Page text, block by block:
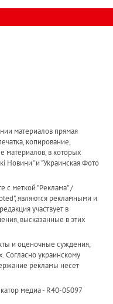
материалов прямая
копирование,
материалов, в которых
Новини" и "Украинская Фото
с меткой "Реклама" /
являются рекламными и
участвует в
высказанные в этих
и оценочные суждения,
Согласно украинскому
рекламы несет
медиа - R40-05097